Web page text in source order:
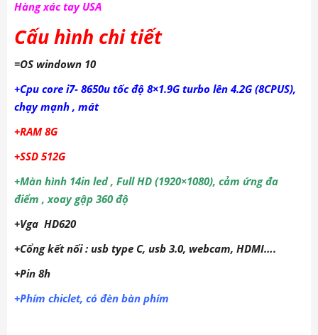
Hàng xác tay USA
Cấu hình chi tiết
=OS windown 10
+Cpu core i7- 8650u tốc độ 8×1.9G turbo lên 4.2G (8CPUS),
chạy mạnh , mát
+RAM 8G
+SSD 512G
+Màn hình 14in led , Full HD (1920×1080), cảm ứng đa
điểm , xoay gập 360 độ
+Vga HD620
+Cổng kết nối : usb type C, usb 3.0, webcam, HDMI….
+Pin 8h
+Phím chiclet, có đèn bàn phím